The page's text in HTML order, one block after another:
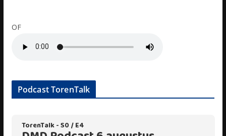
OF
Podcast TorenTalk